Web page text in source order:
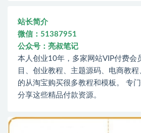
站长简介
微信：51387951
公众号：亮叔笔记
本人创业10年，多家网站VIP付费会
目、创业教程、主题源码、电商教
的从淘宝购买很多教程和模板。 专
分享这些精品付款资源。